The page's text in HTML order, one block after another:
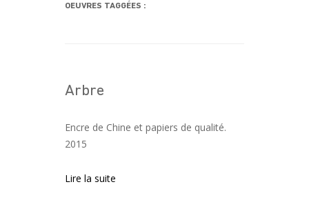
OEUVRES TAGGÉES :
Arbre
Encre de Chine et papiers de qualité.
2015
Lire la suite
Navigation des articles